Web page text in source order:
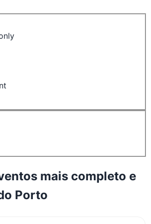
mais completo e
Porto